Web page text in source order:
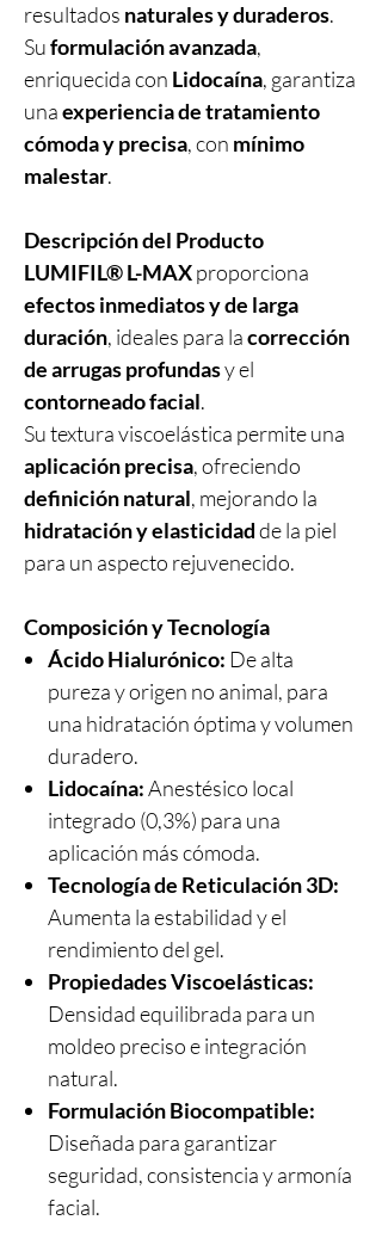
resultados naturales y duraderos.
Suformulación avanzada,
enriquecida con Lidocaína, garantiza
unaexperiencia de tratamiento
cómoda y precisa, con mínimo
malestar.
Descripción del Producto
LUMIFIL® L-MAXproporciona
efectos inmediatos y de larga
duración, ideales para lacorrección
de arrugas profundasy el
contorneado facial.
Su textura viscoelástica permite una
aplicación precisa, ofreciendo
definición natural, mejorando la
hidratación y elasticidadde la piel
para un aspecto rejuvenecido.
Composición y Tecnología
Ácido Hialurónico: De alta
pureza y origen no animal, para
una hidratación óptima y volumen
duradero.
Lidocaína:Anestésico local
integrado (0,3%) para una
aplicación más cómoda.
Tecnología de Reticulación 3D:
Aumenta la estabilidad y el
rendimiento del gel.
Propiedades Viscoelásticas:
Densidad equilibrada para un
moldeo preciso e integración
natural.
Formulación Biocompatible:
Diseñada para garantizar
seguridad, consistencia y armonía
facial.